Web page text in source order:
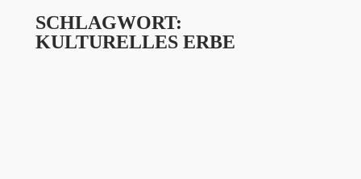
SCHLAGWORT:
KULTURELLES ERBE